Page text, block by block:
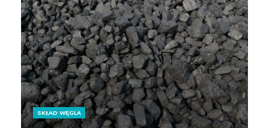
SKŁAD WĘGLA